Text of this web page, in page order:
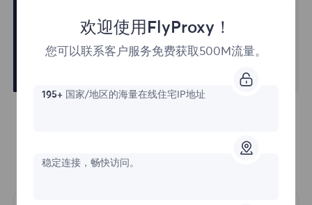
欢迎使用FlyProxy！
您可以联系客户服务免费获取500M流量。
195+国家/地区的海量在线住宅IP地址
稳定连接，畅快访问。